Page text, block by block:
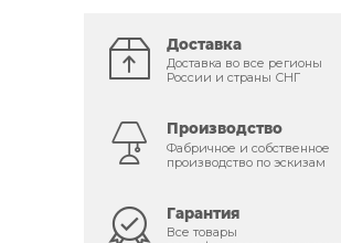
Доставка
Доставка во все регионы
России и страны СНГ
Производство
Фабричное и собственное
производство по эскизам
Гарантия
Все товары